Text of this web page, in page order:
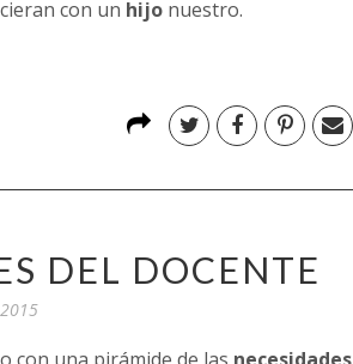
con un hijo nuestro.
DEL DOCENTE